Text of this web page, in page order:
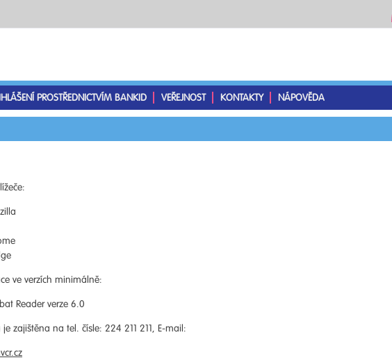
PROSTŘEDNICTVÍM BANKID VEŘEJNOST KONTAKTY NÁPOVĚDA
ve verzích minimálně:
Reader verze 6.0
zajištěna na tel. čísle: 224 211 211, E-mail: